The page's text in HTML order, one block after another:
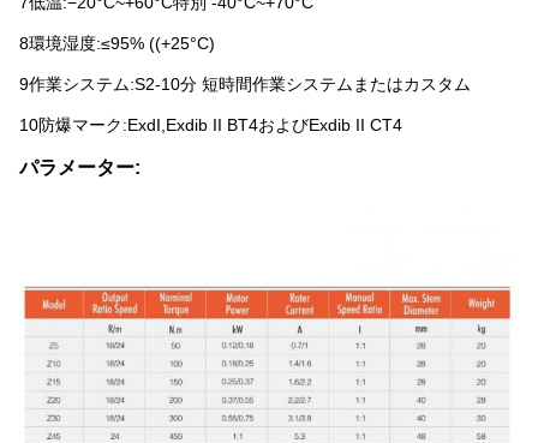
8環境湿度:≤95% ((+25°C)
9作業システム:S2-10分 短時間作業システムまたはカスタム
10防爆マーク:ExdI,Exdib II BT4およびExdib II CT4
パラメーター: